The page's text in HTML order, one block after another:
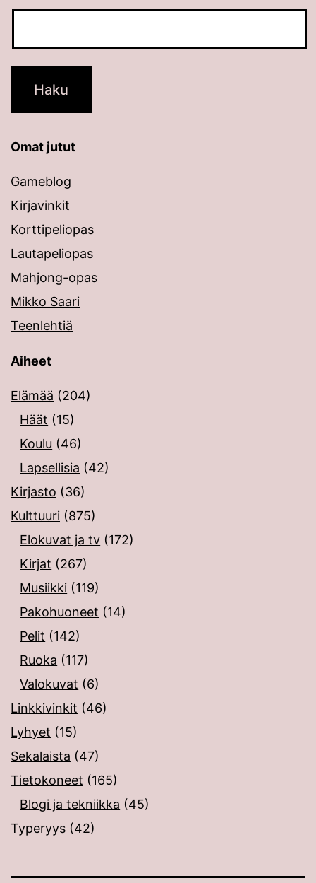
Omat jutut
Gameblog
Kirjavinkit
Korttipeliopas
Lautapeliopas
Mahjong-opas
Mikko Saari
Teenlehtiä
Aiheet
Elämää (204)
Häät (15)
Koulu (46)
Lapsellisia (42)
Kirjasto (36)
Kulttuuri (875)
Elokuvat ja tv (172)
Kirjat (267)
Musiikki (119)
Pakohuoneet (14)
Pelit (142)
Ruoka (117)
Valokuvat (6)
Linkkivinkit (46)
Lyhyet (15)
Sekalaista (47)
Tietokoneet (165)
Blogi ja tekniikka (45)
Typeryys (42)